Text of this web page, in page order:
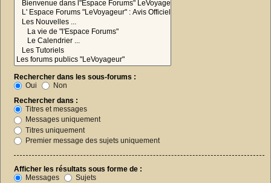
Rechercher dans les sous-forums :
Oui
Non
Rechercher dans :
Titres et messages
Messages uniquement
Titres uniquement
Premier message des sujets uniquement
Afficher les résultats sous forme de :
Messages
Sujets